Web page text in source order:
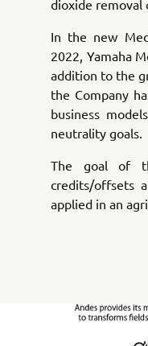
dioxide removal
In the new
2022, Yamaha
addition to the
the Company
business
neutrality goals.
The goal of
credits/offsets
applied in an